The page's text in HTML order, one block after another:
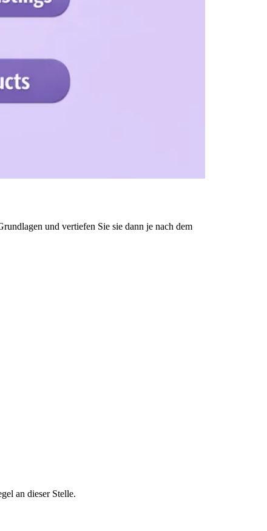
und vertiefen Sie sie dann je nach dem
an dieser Stelle.